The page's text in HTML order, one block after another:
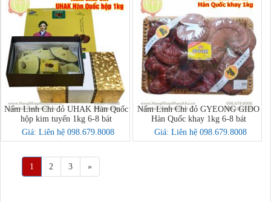
Nấm Linh Chi đỏ UHAK Hàn Quốc
hộp kim tuyến 1kg 6-8 bát
Giá: Liên hệ 098.679.8008
Nấm Linh Chi đỏ GYEONG GIDO
Hàn Quốc khay 1kg 6-8 bát
Giá: Liên hệ 098.679.8008
1 2 3 »